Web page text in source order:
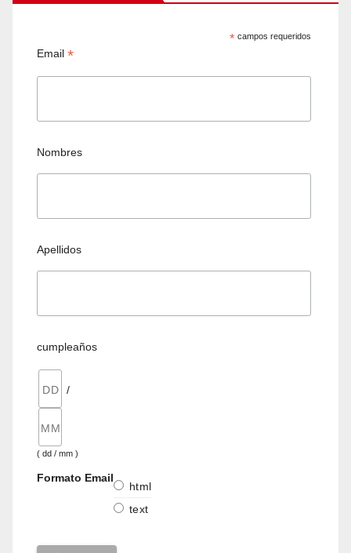
* campos requeridos
Email*
Nombres
Apellidos
cumpleaños
/
( dd / mm )
Formato Email
html
text